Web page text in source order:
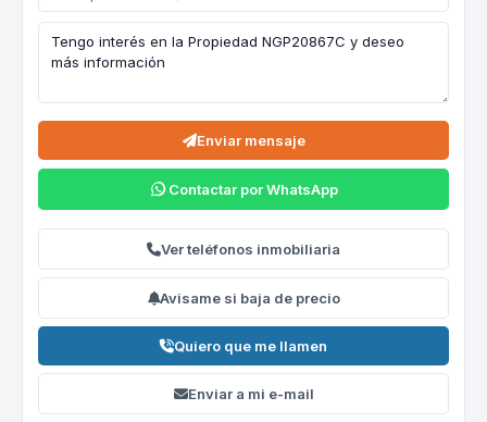
Enviar mensaje
Contactar por WhatsApp
Ver teléfonos inmobiliaria
Avisame si baja de precio
Quiero que me llamen
Enviar a mi e-mail